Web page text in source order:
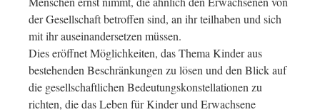
der Gesellschaft betroffen sind, an ihr teilhaben und sich
mit ihr auseinandersetzen müssen.
Dies eröffnet Möglichkeiten, das Thema Kinder aus
bestehenden Beschränkungen zu lösen und den Blick auf
die gesellschaftlichen Bedeutungskonstellationen zu
richten, die das Leben für Kinder und Erwachsene